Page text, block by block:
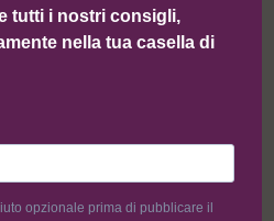
tutti i nostri consigli,
nella tua casella di
opzionale prima di pubblicare il